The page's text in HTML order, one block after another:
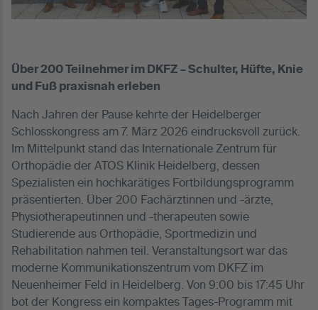
Über 200 Teilnehmer im DKFZ – Schulter, Hüfte, Knie
und Fuß praxisnah erleben
Nach Jahren der Pause kehrte der Heidelberger
Schlosskongress am 7. März 2026 eindrucksvoll zurück.
Im Mittelpunkt stand das Internationale Zentrum für
Orthopädie der ATOS Klinik Heidelberg, dessen
Spezialisten ein hochkarätiges Fortbildungsprogramm
präsentierten. Über 200 Fachärztinnen und -ärzte,
Physiotherapeutinnen und -therapeuten sowie
Studierende aus Orthopädie, Sportmedizin und
Rehabilitation nahmen teil. Veranstaltungsort war das
moderne Kommunikationszentrum vom DKFZ im
Neuenheimer Feld in Heidelberg. Von 9:00 bis 17:45 Uhr
bot der Kongress ein kompaktes Tages-Programm mit